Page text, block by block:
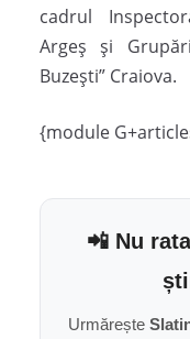
cadrul
Argeș și
Buzești” Craiova.
{module
📲 Nu
Urmărește